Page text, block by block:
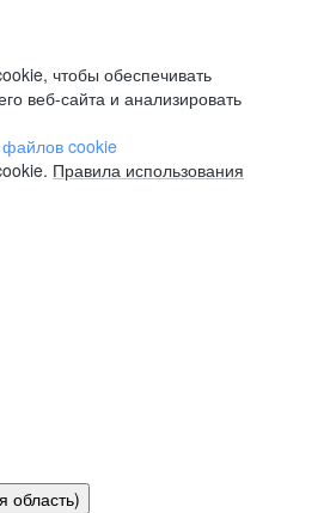
чтобы обеспечивать
веб-сайта и анализировать
файлов cookie
Правила использования
область)